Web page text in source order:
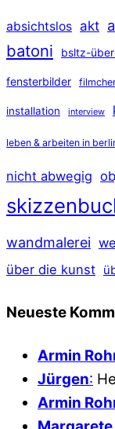
absichtslos akt
batoni
bsltz-
fensterbilder
installation interview
leben & arbeiten in
nicht abwegig
wandmalerei
über die kunst
Neueste
Armin
Jürgen:
Armin